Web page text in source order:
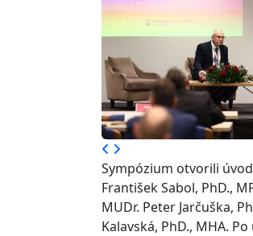
Sympózium otvorili
František Sabol, PhD.,
MUDr. Peter Jarčuška,
Kalavská, PhD., MHA.